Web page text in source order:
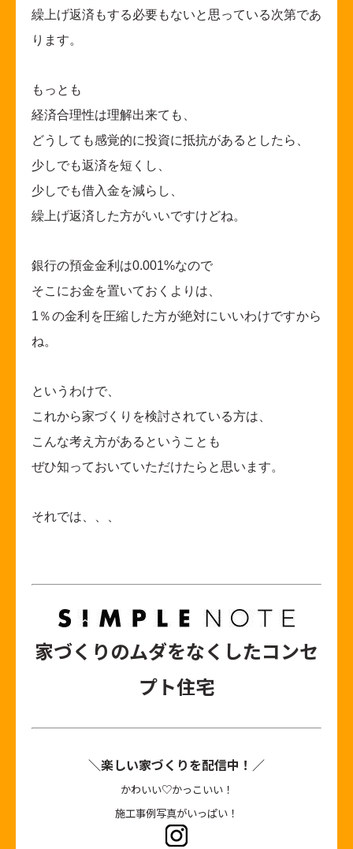
繰上げ返済もする必要もないと思っている次第であ
ります。
もっとも
経済合理性は理解出来ても、
どうしても感覚的に投資に抵抗があるとしたら、
少しでも返済を短くし、
少しでも借入金を減らし、
繰上げ返済した方がいいですけどね。
銀行の預金金利は0.001%なので
そこにお金を置いておくよりは、
1 ％の金利を圧縮した方が絶対にいいわけですから
ね。
というわけで、
これから家づくりを検討されている方は、
こんな考え方があるということも
ぜひ知っておいていただけたらと思います。
それでは、、、
家づくりのムダをなくしたコンセ
プト住宅
＼楽しい家づくりを配信中！／
かわいい♡かっこいい！
施工事例写真がいっぱい！